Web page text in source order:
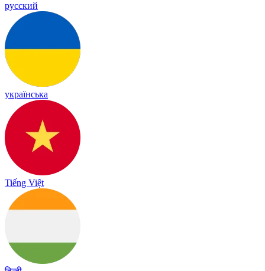
русский
українська
Tiếng Việt